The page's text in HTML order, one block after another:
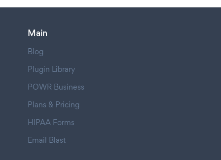
Main
Blog
Plugin Library
POWR Business
Plans & Pricing
HIPAA Forms
Email Blast